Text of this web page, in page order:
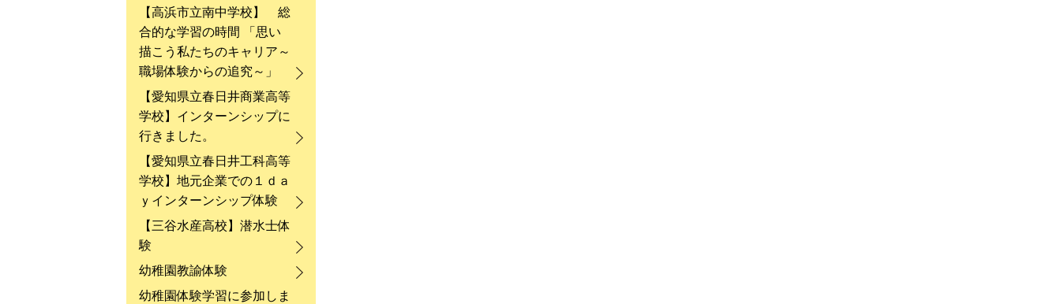
【高浜市立南中学校】 総
合的な学習の時間 「思い
描こう私たちのキャリア～
職場体験からの追究～」
【愛知県立春日井商業高等
学校】インターンシップに
行きました。
【愛知県立春日井工科高等
学校】地元企業での１ｄａ
ｙインターンシップ体験
【三谷水産高校】潜水士体
験
幼稚園教諭体験
幼稚園体験学習に参加しま